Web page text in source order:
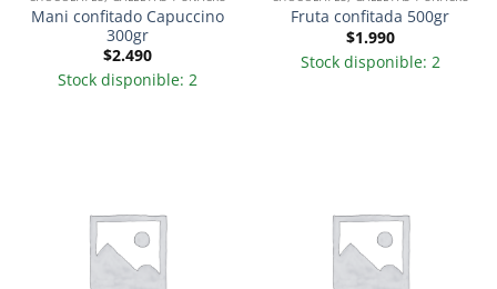
Mani confitado Capuccino
300gr
$2.490
Stock disponible: 2
Fruta confitada 500gr
$1.990
Stock disponible: 2